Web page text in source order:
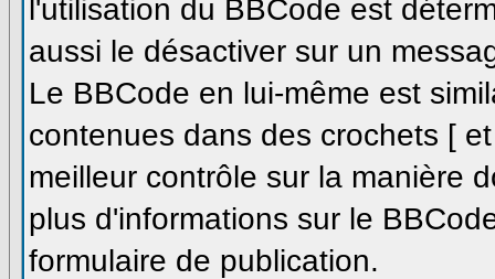
l'utilisation du BBCode est
aussi le désactiver sur un
Le BBCode en lui-même est
contenues dans des crochets [
meilleur contrôle sur la manière
plus d'informations sur le
formulaire de publication.